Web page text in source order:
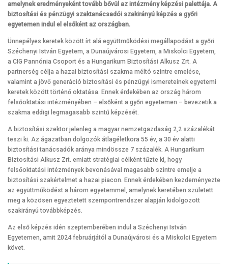
amelynek eredményeként tovább bővül az intézmény képzési palettája. A
biztosítási és pénzügyi szaktanácsadói szakirányú képzés a győri
egyetemen indul el elsőként az országban.
Ünnepélyes keretek között írt alá együttműködési megállapodást a győri
Széchenyi István Egyetem, a Dunaújvárosi Egyetem, a Miskolci Egyetem,
a CIG Pannónia Csoport és a Hungarikum Biztosítási Alkusz Zrt. A
partnerség célja a hazai biztosítási szakma méltó szintre emelése,
valamint a jövő generáció biztosítási és pénzügyi ismereteinek egyetemi
keretek között történő oktatása. Ennek érdekében az ország három
felsőoktatási intézményében – elsőként a győri egyetemen – bevezetik a
szakma eddigi legmagasabb szintű képzését.
A biztosítási szektor jelenleg a magyar nemzetgazdaság 2,2 százalékát
teszi ki. Az ágazatban dolgozók átlagéletkora 55 év, a 30 év alatti
biztosítási tanácsadók aránya mindössze 7 százalék. A Hungarikum
Biztosítási Alkusz Zrt. emiatt stratégiai célként tűzte ki, hogy
felsőoktatási intézmények bevonásával magasabb szintre emelje a
biztosítási szakértelmet a hazai piacon. Ennek érdekében kezdeményezte
az együttműködést a három egyetemmel, amelynek keretében született
meg a közösen egyeztetett szempontrendszer alapján kidolgozott
szakirányú továbbképzés.
Az első képzés idén szeptemberében indul a Széchenyi István
Egyetemen, amit 2024 februárjától a Dunaújvárosi és a Miskolci Egyetem
követ.